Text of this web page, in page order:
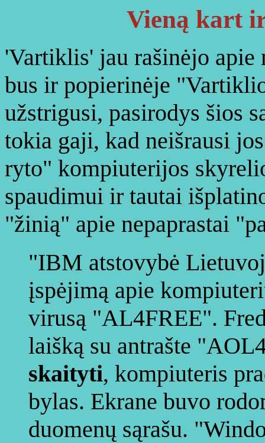
Vieną kart
'Vartiklis' jau rašinėjo apie
bus ir popierinėje
užstrigusi, pasirodys šios
tokia gaji, kad neišrausi
ryto" kompiuterijos
spaudimui ir tautai
"žinią" apie nepaprastai
"IBM atstovybė
įspėjimą apie
virusą "AL4FREE".
laišką su antrašte
skaityti, kompiuteris
bylas. Ekrane buvo
duomenų sąrašu.